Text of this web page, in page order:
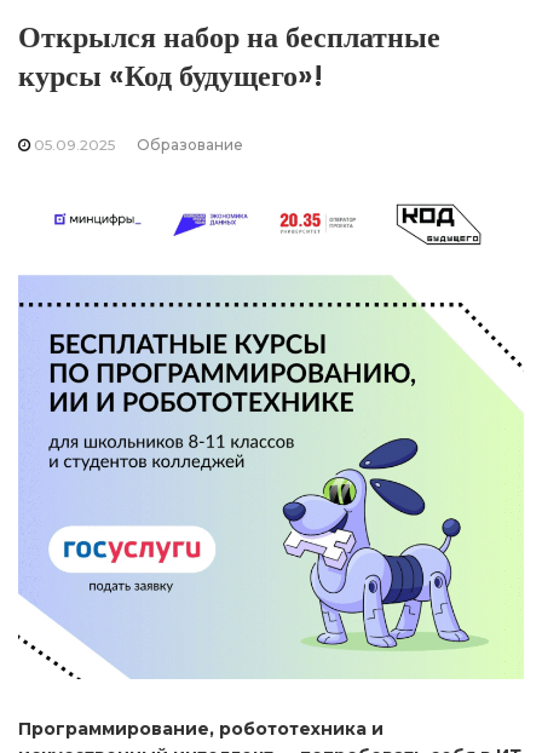
Открылся набор на бесплатные
курсы «Код будущего»!
05.09.2025 Образование
Программирование, робототехника и